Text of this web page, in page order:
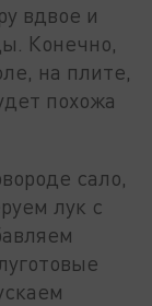
вдвое и
Конечно,
на плите,
похожа
сало,
лук с